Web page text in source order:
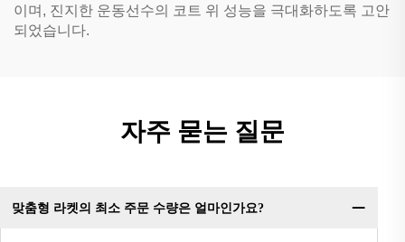
이며, 진지한 운동선수의 코트 위 성능을 극대화하도록 고안
되었습니다.
자주 묻는 질문
맞춤형 라켓의 최소 주문 수량은 얼마인가요?